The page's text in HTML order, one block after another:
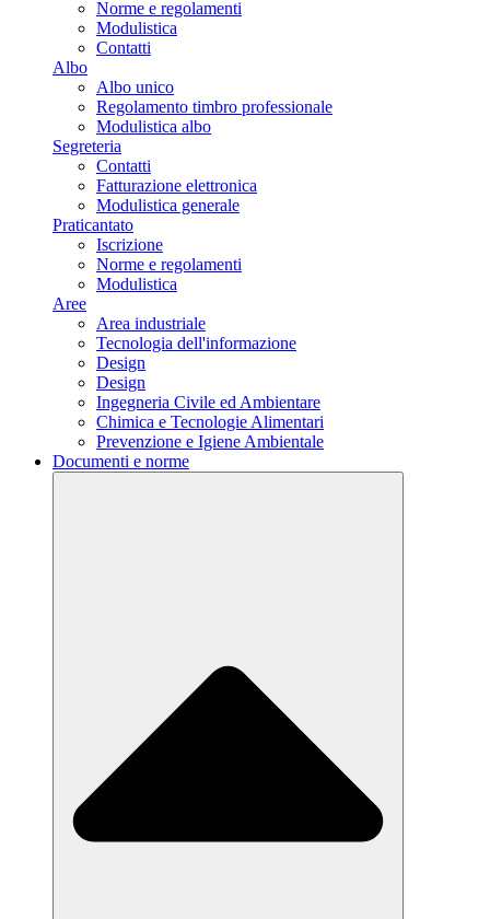
Norme e regolamenti
Modulistica
Contatti
Albo
Albo unico
Regolamento timbro professionale
Modulistica albo
Segreteria
Contatti
Fatturazione elettronica
Modulistica generale
Praticantato
Iscrizione
Norme e regolamenti
Modulistica
Aree
Area industriale
Tecnologia dell'informazione
Design
Design
Ingegneria Civile ed Ambientare
Chimica e Tecnologie Alimentari
Prevenzione e Igiene Ambientale
Documenti e norme